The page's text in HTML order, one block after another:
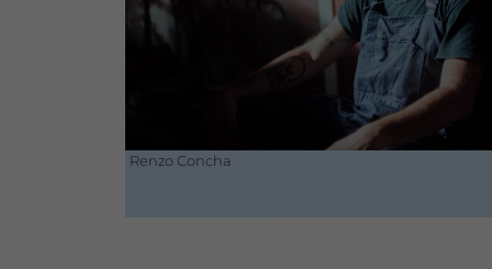
Renzo Concha